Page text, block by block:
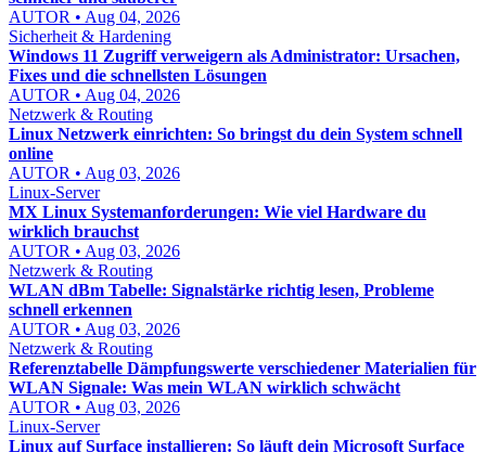
AUTOR • Aug 04, 2026
Sicherheit & Hardening
Windows 11 Zugriff verweigern als Administrator: Ursachen,
Fixes und die schnellsten Lösungen
AUTOR • Aug 04, 2026
Netzwerk & Routing
Linux Netzwerk einrichten: So bringst du dein System schnell
online
AUTOR • Aug 03, 2026
Linux-Server
MX Linux Systemanforderungen: Wie viel Hardware du
wirklich brauchst
AUTOR • Aug 03, 2026
Netzwerk & Routing
WLAN dBm Tabelle: Signalstärke richtig lesen, Probleme
schnell erkennen
AUTOR • Aug 03, 2026
Netzwerk & Routing
Referenztabelle Dämpfungswerte verschiedener Materialien für
WLAN Signale: Was mein WLAN wirklich schwächt
AUTOR • Aug 03, 2026
Linux-Server
Linux auf Surface installieren: So läuft dein Microsoft Surface